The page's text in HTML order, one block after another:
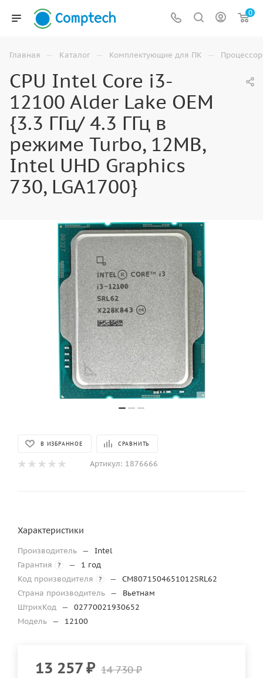
0
Главная — Каталог — Комплектующие для ПК —
CPU Intel Core i3-
12100 Alder Lake OEM
{3.3 ГГц/ 4.3 ГГц в
режиме Turbo, 12MB,
Intel UHD Graphics
730, LGA1700}
В ИЗБРАННОЕ СРАВНИТЬ
Артикул: 1876666
Характеристики
Производитель —
Intel
Гарантия
? —
1 год
Код производителя
? —
CM8071504651012SRL62
Страна производитель —
Вьетнам
ШтрихКод —
02770021930652
Модель — 12100
13 257₽ 14 730₽